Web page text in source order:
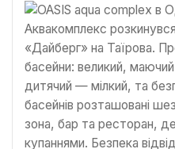
Аквакомплекс
«Дайберг» на Таїрова.
басейни: великий,
дитячий — мілкий, та
басейнів розташовані
зона, бар та ресторан,
купаннями. Безпека